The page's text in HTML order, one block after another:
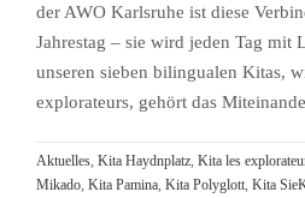
der AWO Karlsruhe ist diese
Jahrestag – sie wird jeden Tag mit
unseren sieben bilingualen Kitas,
explorateurs, gehört das
Aktuelles, Kita Haydnplatz, Kita les
Mikado, Kita Pamina, Kita Polyglott, Kita